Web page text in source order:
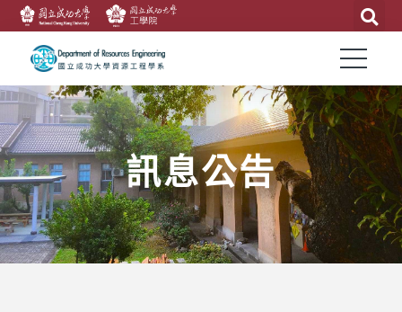
訊息公告